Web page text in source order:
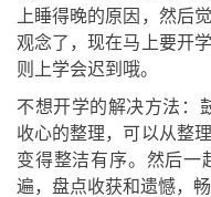
上睡得晚的原因，然后
观念了，现在马上要开
则上学会迟到哦。
不想开学的解决方法：
收心的整理，可以从整
变得整洁有序。然后一
遍，盘点收获和遗憾，